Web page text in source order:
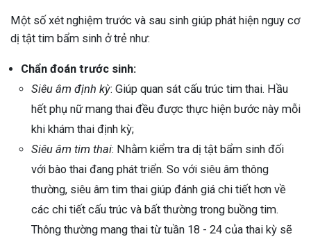
Một số xét nghiệm trước và sau sinh giúp phát hiện nguy cơ
dị tật tim bẩm sinh ở trẻ như:
Chẩn đoán trước sinh:
Siêu âm định kỳ: Giúp quan sát cấu trúc tim thai. Hầu
hết phụ nữ mang thai đều được thực hiện bước này mỗi
khi khám thai định kỳ;
Siêu âm tim thai: Nhằm kiểm tra dị tật bẩm sinh đối
với bào thai đang phát triển. So với siêu âm thông
thường, siêu âm tim thai giúp đánh giá chi tiết hơn về
các chi tiết cấu trúc và bất thường trong buồng tim.
Thông thường mang thai từ tuần 18 - 24 của thai kỳ sẽ